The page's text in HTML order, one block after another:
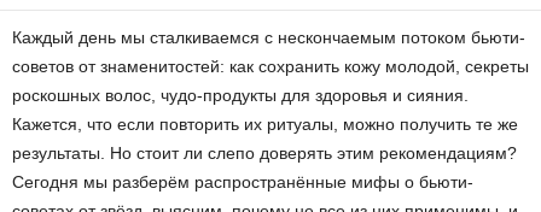
Каждый день мы сталкиваемся с нескончаемым потоком бьюти-
советов от знаменитостей: как сохранить кожу молодой, секреты
роскошных волос, чудо-продукты для здоровья и сияния.
Кажется, что если повторить их ритуалы, можно получить те же
результаты. Но стоит ли слепо доверять этим рекомендациям?
Сегодня мы разберём распространённые мифы о бьюти-